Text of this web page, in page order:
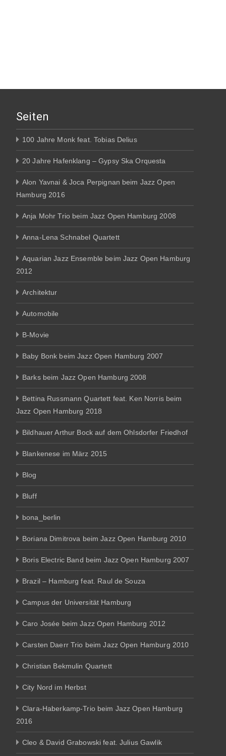
Seiten
100 Jahre Monk feat. Tobias Delius
20 Jahre Hafenklang – Gypsy Ska Orquesta
Alon Yavnai & Joca Perpignan beim Jazz Open
Hamburg 2016
Anja Mohr Trio beim Jazz Open Hamburg 2008
Anna-Lena Schnabel Quartett
Aquarian Jazz Ensemble beim Jazz Open Hamburg
2012
Architektur
Automobile
B-Movie
Baby Bonk beim Jazz Open Hamburg 2007
Barks beim Jazz Open Hamburg 2008
Bettina Russmann Quartett feat. Ken Norris beim
Jazz Open Hamburg 2018
Bildhauer Arthur Bock auf dem Ohlsdorfer Friedhof
Blankenese im März 2015
Blog
Bluff
bona_berlin
Boriana Dimitrova beim Jazz Open Hamburg 2010
Boris Electric Band beim Jazz Open Hamburg 2007
Brazil – Hamburg feat. Raul de Souza
Campus der Universität Hamburg
Caro Josée beim Jazz Open Hamburg 2012
Carsten Daerr Trio beim Jazz Open Hamburg 2010
Christian Bekmulin Quartett
City Nord im Herbst
Clara-Haberkamp-Trio beim Jazz Open Hamburg
2016
Cleo & David Grabowski feat. Julius Gawlik